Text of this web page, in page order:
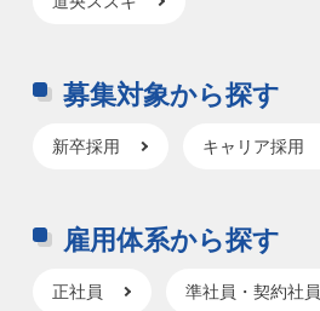
募集対象から探す
新卒採用 キャリア採用
雇用体系から探す
正社員 準社員・契約社員